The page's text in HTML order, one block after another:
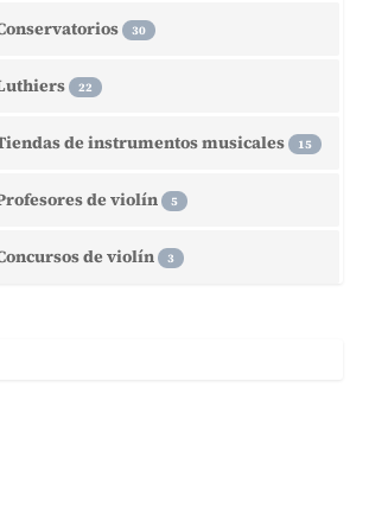
30
22
de instrumentos musicales 15
de violín 5
de violín 3